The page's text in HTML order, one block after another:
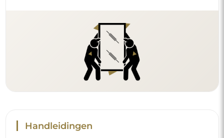
Handleidingen